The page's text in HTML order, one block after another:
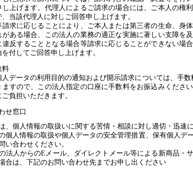
し上げます。代理人によるご請求の場合には、ご本人の権
、当該代理人に対しご回答申し上げます。
請求に応じることにより、ご本人または第三者の生命、身
がある場合、この法人の業務の適正な実施に著しい支障を
違反することとなる場合等請求に応じることができない場
付してご回答申し上げます。
料
人データの利用目的の通知および開示請求については、手
ますので、この法人指定の口座に手数料をお振込みくださ
負担いただきます。
せ窓口
、個人情報の取扱いに関する苦情・相談に対し適切・迅速
個人情報の取扱や個人データの安全管理措置、保有個人デ
い合わせください。
法人からのEメール、ダイレクトメール等による新商品・
合は、下記のお問い合わせ先までお申し出ください